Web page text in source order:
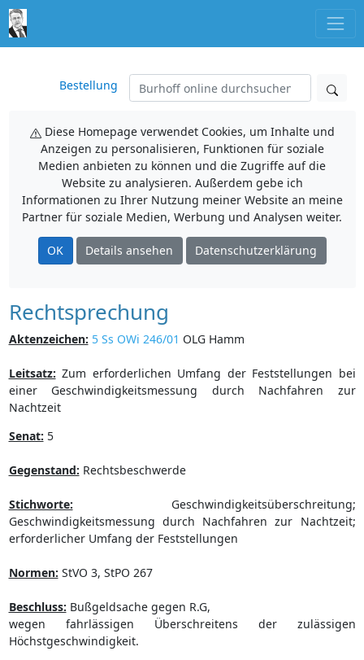
Bestellung
Diese Homepage verwendet Cookies, um Inhalte und
Anzeigen zu personalisieren, Funktionen für soziale
Medien anbieten zu können und die Zugriffe auf die
Website zu analysieren. Außerdem gebe ich
Informationen zu Ihrer Nutzung meiner Website an meine
Partner für soziale Medien, Werbung und Analysen weiter.
OK Details ansehen Datenschutzerklärung
Rechtsprechung
Aktenzeichen: 5 Ss OWi 246/01 OLG Hamm
Leitsatz: Zum erforderlichen Umfang der Feststellungen bei
einer Geschwindigkeitsmessung durch Nachfahren zur
Nachtzeit
Senat: 5
Gegenstand: Rechtsbeschwerde
Stichworte: Geschwindigkeitsüberschreitung;
Geschwindigkeitsmessung durch Nachfahren zur Nachtzeit;
erforderlicher Umfang der Feststellungen
Normen: StVO 3, StPO 267
Beschluss: Bußgeldsache gegen R.G,
wegen fahrlässigen Überschreitens der zulässigen
Höchstgeschwindigkeit.